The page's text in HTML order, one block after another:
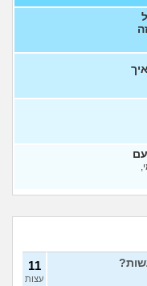
עצות
11
עצות